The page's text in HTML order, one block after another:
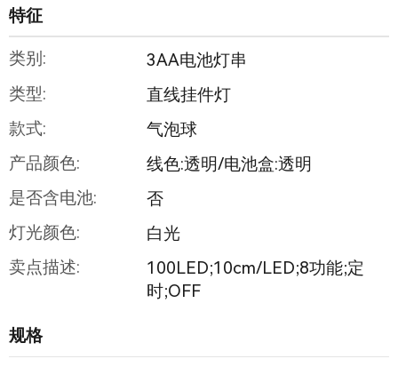
特征
类别:
3AA电池灯串
类型:
直线挂件灯
款式:
气泡球
产品颜色:
线色:透明/电池盒:透明
是否含电池:
否
灯光颜色:
白光
卖点描述:
100LED;10cm/LED;8功能;定
时;OFF
规格